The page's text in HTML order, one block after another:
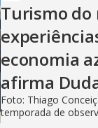
Turismo do
economia
afirma
Foto: Thiago
temporada de